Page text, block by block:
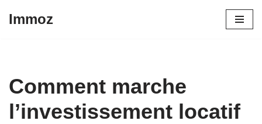
Immoz
Comment marche
l’investissement locatif